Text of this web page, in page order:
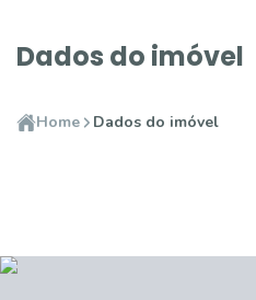
Dados do imóvel
Home Dados do imóvel